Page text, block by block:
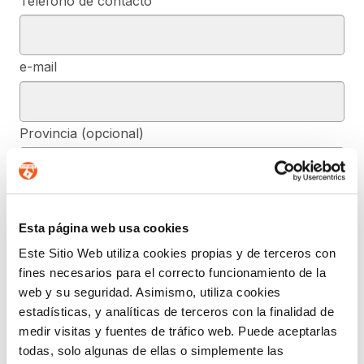
Esta página web usa cookies
Este Sitio Web utiliza cookies propias y de terceros con
fines necesarios para el correcto funcionamiento de la
web y su seguridad. Asimismo, utiliza cookies
estadísticas, y analíticas de terceros con la finalidad de
medir visitas y fuentes de tráfico web. Puede aceptarlas
todas, solo algunas de ellas o simplemente las
e-mail
Provincia (opcional)
Mensaje (opcional)
De conformidad con el RGPD y la LOPDGDD, SEGURIDAD Y
finalidad de contestar a las dudas y/o quejas planteadas a través
del presente formulario y facilitar la información solicitada. Podrá
supresión, y demás reconocidos en la normativa mencionada. Para
obtener más información acerca de cómo estamos tratando sus